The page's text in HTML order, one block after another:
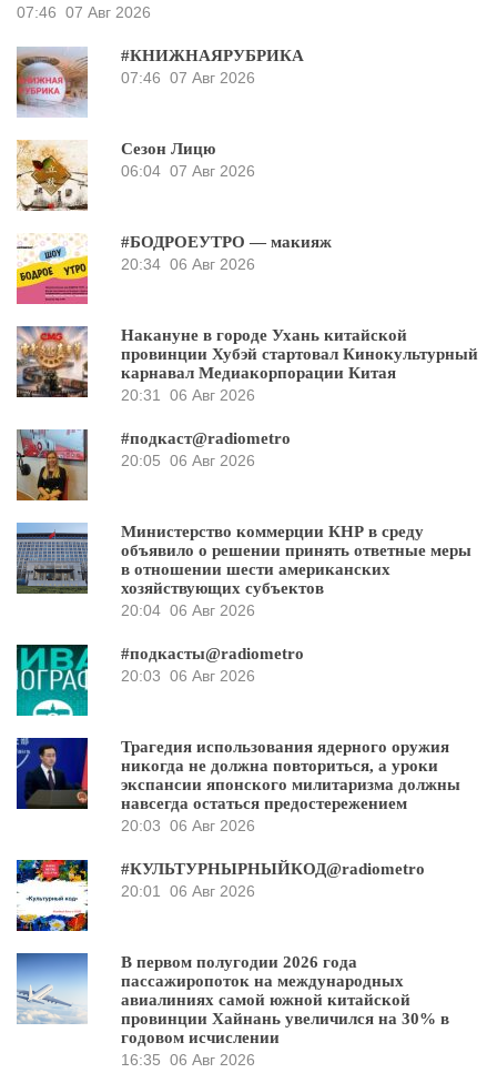
07:46 07 Авг 2026
#КНИЖНАЯРУБРИКА
07:46 07 Авг 2026
Сезон Лицю
06:04 07 Авг 2026
#БОДРОЕУТРО — макияж
20:34 06 Авг 2026
Накануне в городе Ухань китайской
провинции Хубэй стартовал Кинокультурный
карнавал Медиакорпорации Китая
20:31
06 Авг 2026
#подкаст@radiometro
20:05 06 Авг 2026
Министерство коммерции КНР в среду
объявило о решении принять ответные меры
в отношении шести американских
хозяйствующих субъектов
20:04 06 Авг 2026
#подкасты@radiometro
20:03 06 Авг 2026
Трагедия использования ядерного оружия
никогда не должна повториться, а уроки
экспансии японского милитаризма должны
навсегда остаться предостережением
20:03 06 Авг 2026
#КУЛЬТУРНЫРНЫЙКОД@radiometro
20:01
06 Авг 2026
В первом полугодии 2026 года
пассажиропоток на международных
авиалиниях самой южной китайской
провинции Хайнань увеличился на 30% в
годовом исчислении
16:35 06 Авг 2026